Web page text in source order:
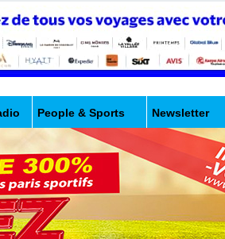
People & Sports Newsletter